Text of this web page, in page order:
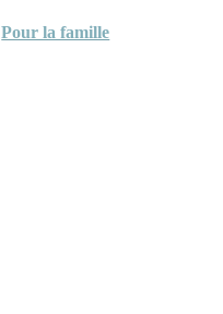
Pour la famille